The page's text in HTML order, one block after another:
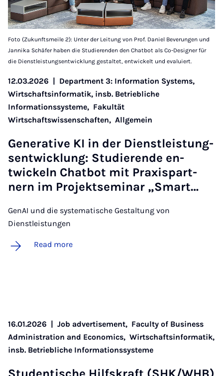
Foto (Zukunftsmeile 2): Unter der Leitung von Prof. Daniel Beverungen und
Jannika Schäfer haben die Studierenden den Chatbot als Co-Designer für
die Dienstleistungsentwicklung gestaltet, entwickelt und evaluiert.
12.03.2026
Department 3: Information Systems,
Wirtschaftsinformatik, insb. Betriebliche
Informationssysteme, Fakultät
Wirtschaftswissenschaften, Allgemein
Gen­er­at­ive KI in der Di­enstleis­tung­
sentwicklung: Stud­i­er­ende en­
twick­eln Chat­bot mit Prax­is­part­
nern im Pro­jekt­sem­in­ar „S­mart…
GenAI und die systematische Gestaltung von
Dienstleistungen
Read more
16.01.2026 Job advertisement, Faculty of Business
Administration and Economics, Wirtschaftsinformatik,
insb. Betriebliche Informationssysteme